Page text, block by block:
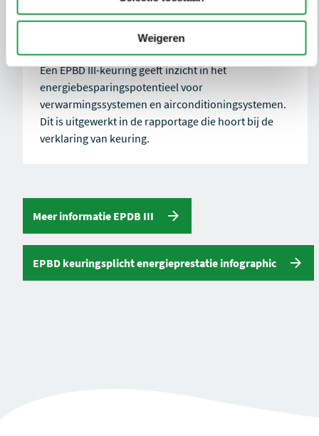
Weigeren
Wat levert het op?
Een EPBD III-keuring geeft inzicht in het
energiebesparingspotentieel voor
verwarmingssystemen en airconditioningsystemen.
Dit is uitgewerkt in de rapportage die hoort bij de
verklaring van keuring.
Meer informatie EPDB III
EPBD keuringsplicht energieprestatie infographic